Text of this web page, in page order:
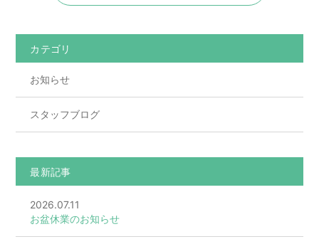
カテゴリ
お知らせ
スタッフブログ
最新記事
2026.07.11
お盆休業のお知らせ